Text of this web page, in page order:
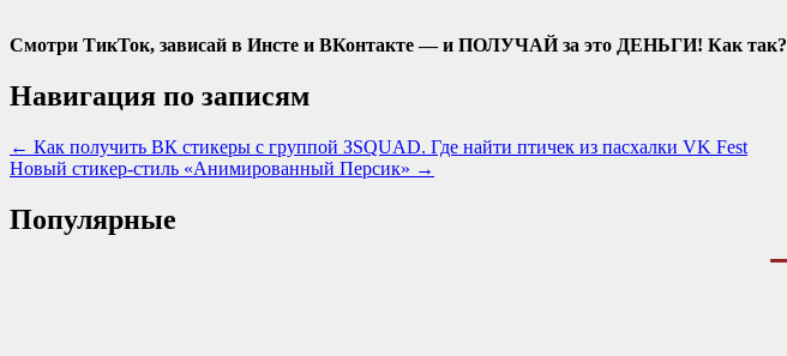
Смотри ТикТок, зависай в Инсте и ВКонтакте — и ПОЛУЧАЙ за это ДЕНЬГИ! Как так?
Навигация по записям
← Как получить ВК стикеры с группой ЗSQUAD. Где найти птичек из пасхалки VK Fest
Новый стикер-стиль «Анимированный Персик» →
Популярные